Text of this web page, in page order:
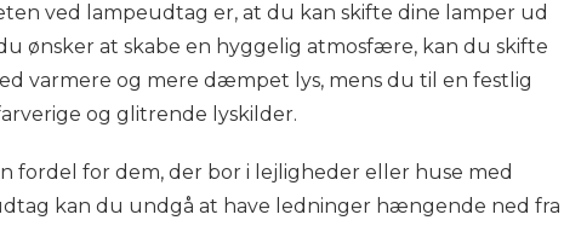
ved lampeudtag er, at du kan skifte dine lamper ud
ønsker at skabe en hyggelig atmosfære, kan du skifte
varmere og mere dæmpet lys, mens du til en festlig
og glitrende lyskilder.
fordel for dem, der bor i lejligheder eller huse med
kan du undgå at have ledninger hængende ned fra